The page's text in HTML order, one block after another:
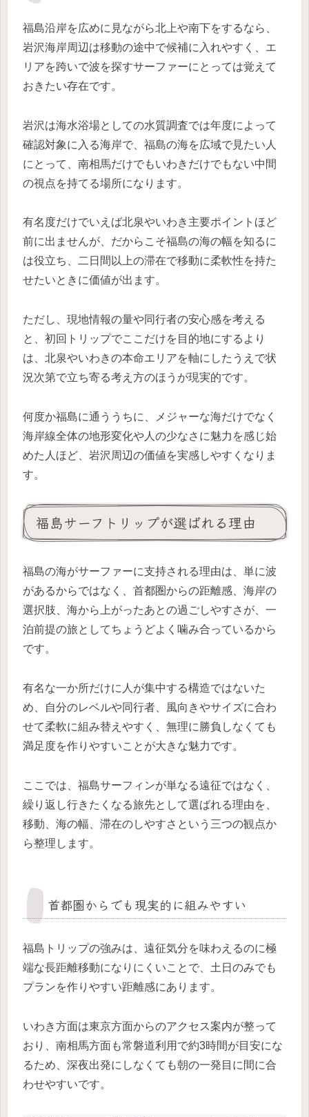
福島沿岸を広めに見ながら北上や南下をするなら、
岩沢海岸周辺は移動の途中で候補に入れやすく、エ
リアを跨いで波を探すサーファーにとっては覚えて
おきたい存在です。
岩沢は海水浴場としての水質調査では年度によって
確認対象に入る海岸で、福島の海を広域で見たい人
にとって、南相馬だけでもいわきだけでもない中間
の視点を持てる場所になります。
有名度だけでいえば北泉やいわき主要ポイントほど
前に出ませんが、だからこそ福島の海の幅を知るに
は役立ち、二日間以上の滞在で移動に柔軟性を持た
せたいときに価値が出ます。
ただし、現地情報の量や同行者の安心感を考える
と、初回トリップでここだけを目的地にするより
は、北泉やいわきの本命エリアを軸にしたうえで状
況次第で立ち寄る考え方のほうが現実的です。
何度か福島に通ううちに、メジャーな海だけでなく
海岸線全体の地形変化や人の少なさに魅力を感じ始
めた人ほど、岩沢周辺の価値を実感しやすくなりま
す。
福島サーフトリップが選ばれる理由
福島の海がサーファーに支持される理由は、単に波
があるからではなく、首都圏からの距離感、海岸の
選択肢、海から上がったあとの過ごしやすさが、一
泊前提の旅としてちょうどよく噛み合っているから
です。
有名な一か所だけに人が集中する構造ではないた
め、自分のレベルや同行者、風向きやサイズに合わ
せて柔軟に組み替えやすく、無理に勝負しなくても
満足度を作りやすいことが大きな魅力です。
ここでは、福島サーフィンが単なる遠征ではなく、
繰り返し行きたくなる旅先として選ばれる理由を、
移動、海の幅、滞在のしやすさという三つの観点か
ら整理します。
首都圏からでも現実的に組みやすい
福島トリップの強みは、遠征気分を味わえるのに極
端な長距離移動になりにくいことで、土日のみでも
プランを作りやすい距離感にあります。
いわき方面は東京方面からのアクセス案内が整って
おり、南相馬方面も常磐道利用で約3時間が目安にな
るため、深夜出発にしなくても朝の一発目に間に合
わせやすいです。